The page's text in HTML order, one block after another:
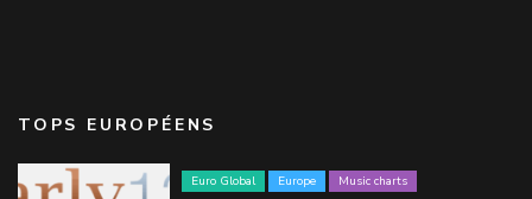
TOPS EUROPÉENS
Euro Global Europe Music charts